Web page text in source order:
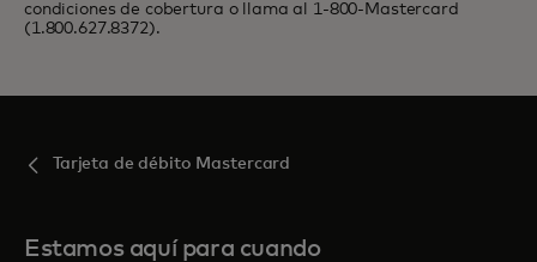
condiciones de cobertura o llama al 1-800-Mastercard
(1.800.627.8372).
Tarjeta de débito Mastercard
Estamos aquí para cuando